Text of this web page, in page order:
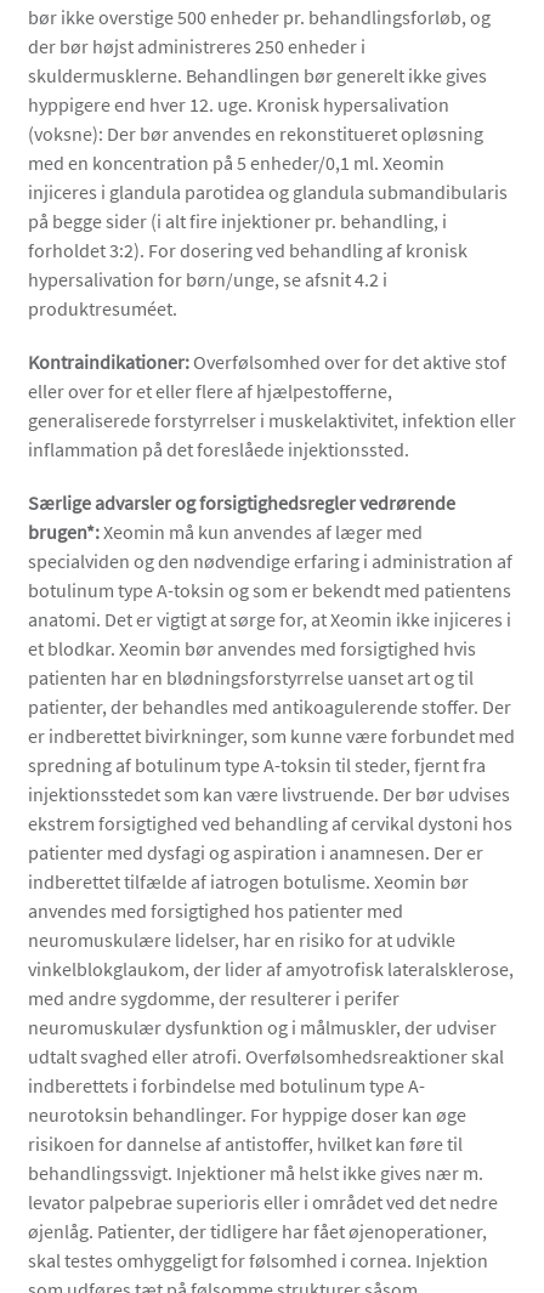
bør ikke overstige 500 enheder pr. behandlingsforløb, og
der bør højst administreres 250 enheder i
skuldermusklerne. Behandlingen bør generelt ikke gives
hyppigere end hver 12. uge. Kronisk hypersalivation
(voksne): Der bør anvendes en rekonstitueret opløsning
med en koncentration på 5 enheder/0,1 ml. Xeomin
injiceres i glandula parotidea og glandula submandibularis
på begge sider (i alt fire injektioner pr. behandling, i
forholdet 3:2). For dosering ved behandling af kronisk
hypersalivation for børn/unge, se afsnit 4.2 i
produktresuméet.
Kontraindikationer: Overfølsomhed over for det aktive stof
eller over for et eller flere af hjælpestofferne,
generaliserede forstyrrelser i muskelaktivitet, infektion eller
inflammation på det foreslåede injektionssted.
Særlige advarsler og forsigtighedsregler vedrørende
brugen*:Xeomin må kun anvendes af læger med
specialviden og den nødvendige erfaring i administration af
botulinum type A-toksin og som er bekendt med patientens
anatomi. Det er vigtigt at sørge for, at Xeomin ikke injiceres i
et blodkar. Xeomin bør anvendes med forsigtighed hvis
patienten har en blødningsforstyrrelse uanset art og til
patienter, der behandles med antikoagulerende stoffer. Der
er indberettet bivirkninger, som kunne være forbundet med
spredning af botulinum type A-toksin til steder, fjernt fra
injektionsstedet som kan være livstruende. Der bør udvises
ekstrem forsigtighed ved behandling af cervikal dystoni hos
patienter med dysfagi og aspiration i anamnesen. Der er
indberettet tilfælde af iatrogen botulisme. Xeomin bør
anvendes med forsigtighed hos patienter med
neuromuskulære lidelser, har en risiko for at udvikle
vinkelblokglaukom, der lider af amyotrofisk lateralsklerose,
med andre sygdomme, der resulterer i perifer
neuromuskulær dysfunktion og i målmuskler, der udviser
udtalt svaghed eller atrofi. Overfølsomhedsreaktioner skal
indberettets i forbindelse med botulinum type A-
neurotoksin behandlinger. For hyppige doser kan øge
risikoen for dannelse af antistoffer, hvilket kan føre til
behandlingssvigt. Injektioner må helst ikke gives nær m.
levator palpebrae superioris eller i området ved det nedre
øjenlåg. Patienter, der tidligere har fået øjenoperationer,
skal testes omhyggeligt for følsomhed i cornea. Injektion